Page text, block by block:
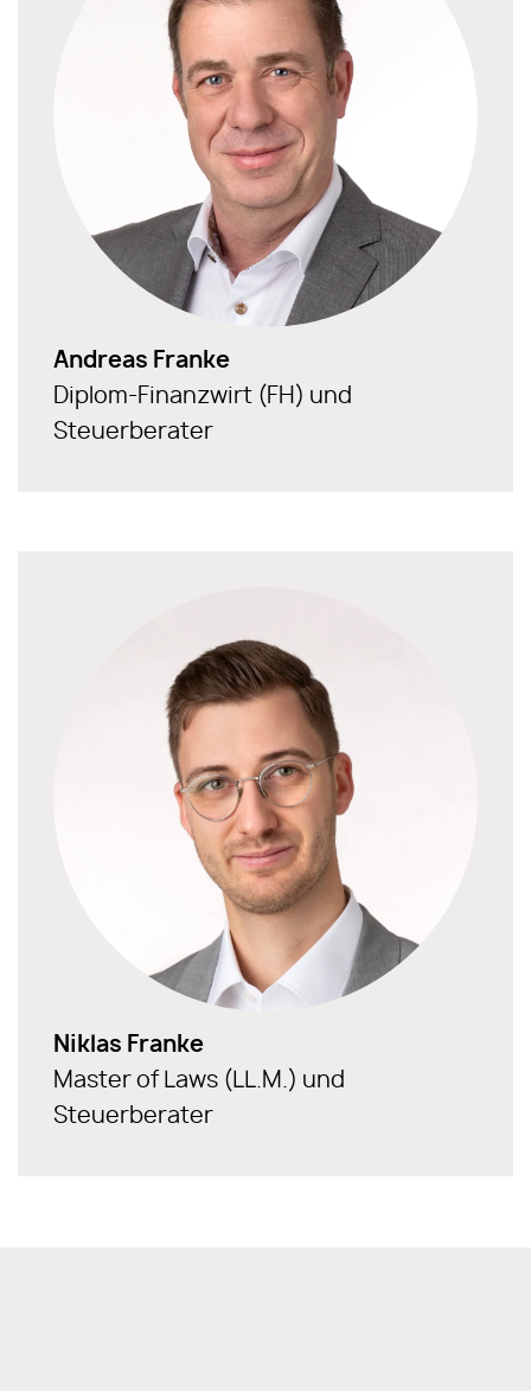
Andreas Franke
Diplom-Finanzwirt (FH) und
Steuerberater
Niklas Franke
Master of Laws (LL.M.) und
Steuerberater